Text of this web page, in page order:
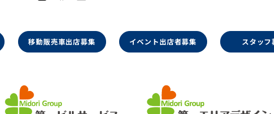
移動販売車出店募集 イベント出店者募集 スタッフ